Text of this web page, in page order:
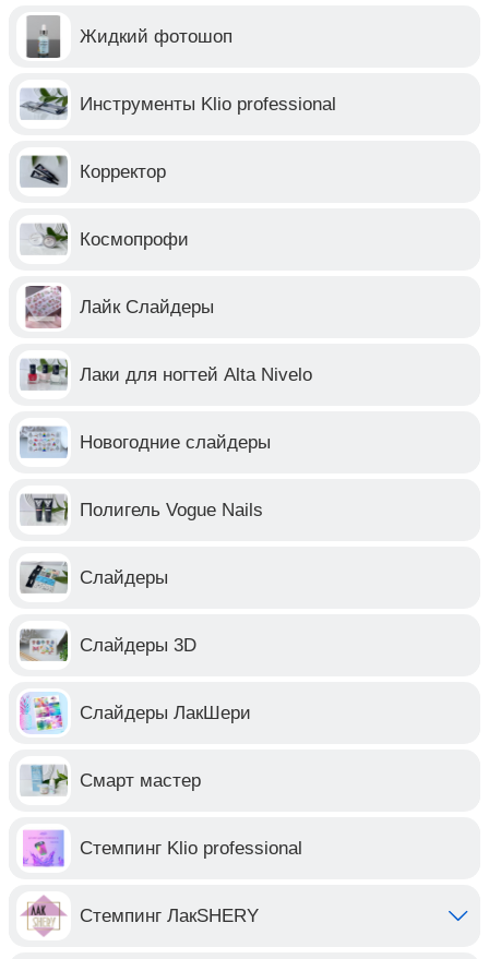
Жидкий фотошоп
Инструменты Klio professional
Корректор
Космопрофи
Лайк Слайдеры
Лаки для ногтей Alta Nivelo
Новогодние слайдеры
Полигель Vogue Nails
Слайдеры
Слайдеры 3D
Слайдеры ЛакШери
Смарт мастер
Стемпинг Klio professional
Стемпинг ЛакSHERY